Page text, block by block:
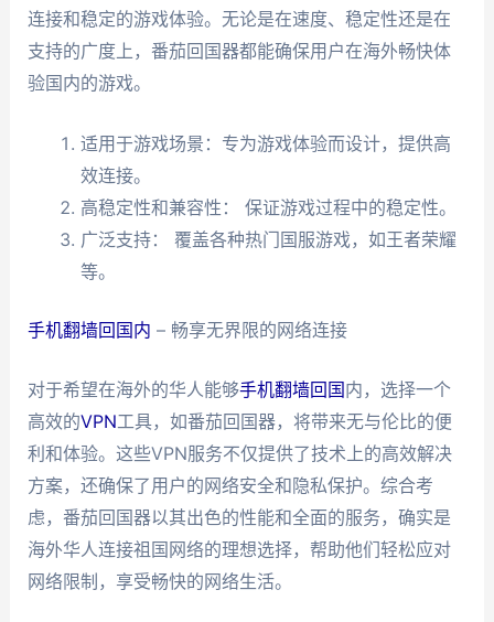
连接和稳定的游戏体验。无论是在速度、稳定性还是在
支持的广度上，番茄回国器都能确保用户在海外畅快体
验国内的游戏。
适用于游戏场景：专为游戏体验而设计，提供高
效连接。
高稳定性和兼容性： 保证游戏过程中的稳定性。
广泛支持： 覆盖各种热门国服游戏，如王者荣耀
等。
手机翻墙回国内 – 畅享无界限的网络连接
对于希望在海外的华人能够手机翻墙回国内，选择一个
高效的VPN工具，如番茄回国器，将带来无与伦比的便
利和体验。这些VPN服务不仅提供了技术上的高效解决
方案，还确保了用户的网络安全和隐私保护。综合考
虑，番茄回国器以其出色的性能和全面的服务，确实是
海外华人连接祖国网络的理想选择，帮助他们轻松应对
网络限制，享受畅快的网络生活。